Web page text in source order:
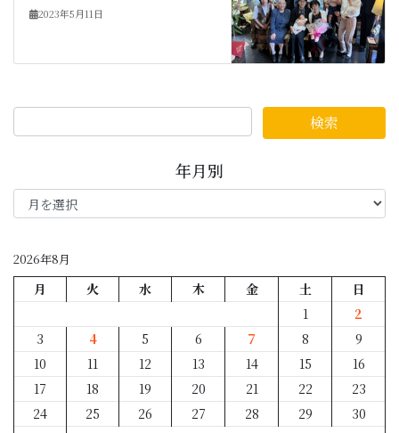
2023年5月11日
年月別
年
月
2026年8月
月 火 水 木 金 土
日
1
2
3
4 5 6 7 8
9
10
11 12 13 14 15
16
17
18 19 20 21 22
23
24
25 26 27 28 29
30